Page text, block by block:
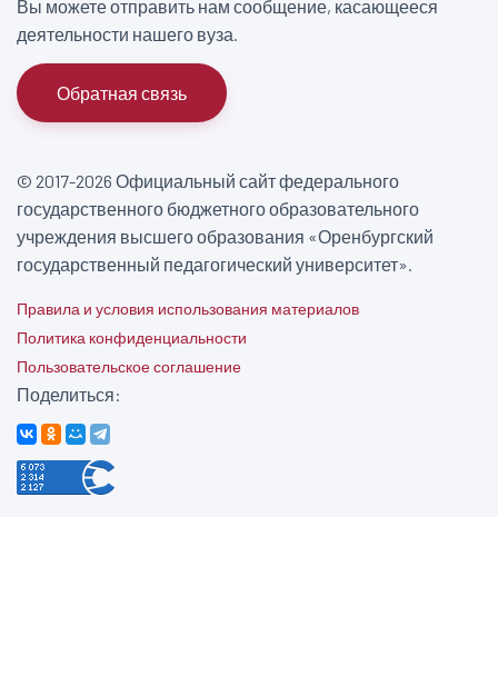
Вы можете отправить нам сообщение, касающееся
деятельности нашего вуза.
Обратная связь
© 2017-2026 Официальный сайт федерального
государственного бюджетного образовательного
учреждения высшего образования «Оренбургский
государственный педагогический университет».
Правила и условия использования материалов
Политика конфиденциальности
Пользовательское соглашение
Поделиться: